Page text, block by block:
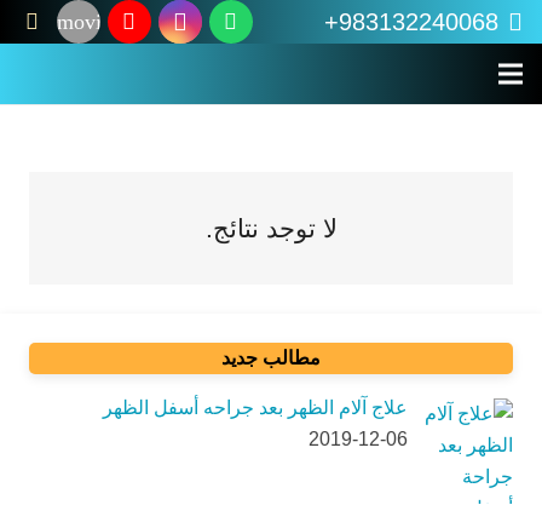
983132240068+
movie
لا توجد نتائج.
مطالب جدید
علاج آلام الظهر بعد جراحه أسفل الظهر
2019-12-06